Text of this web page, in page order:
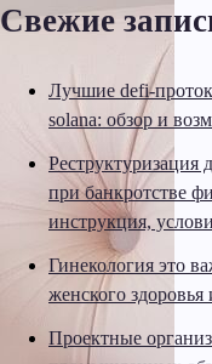
Свежие
Лучшие defi-
solana: обзор и
Реструктуризация
при банкротстве
инструкция,
Гинекология это
женского
Проектные